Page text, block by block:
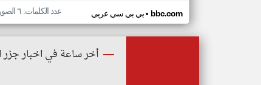
بي بي سي عربي• bbc.com عدد الكلمات: ٦ الصور: ٢٥
أخر ساعة في اخبار جزر